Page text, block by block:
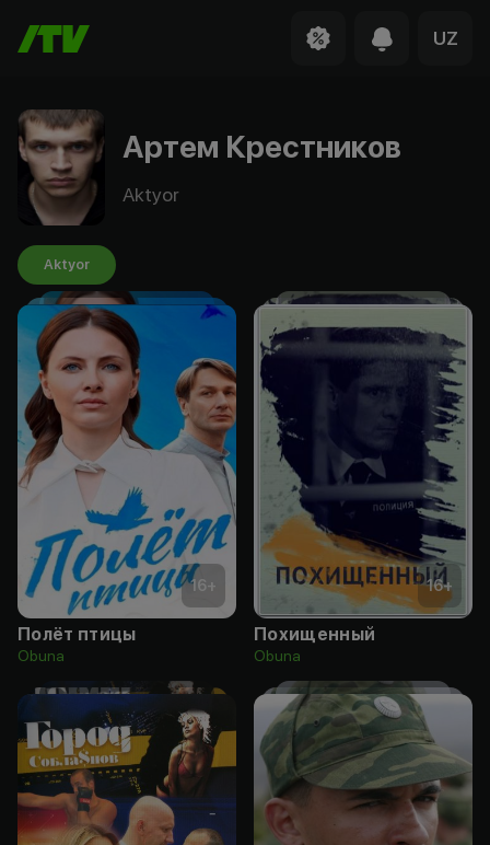
UZ
Артем Крестников
Aktyor
Aktyor
16+
Полёт птицы
Obuna
16+
Похищенный
Obuna